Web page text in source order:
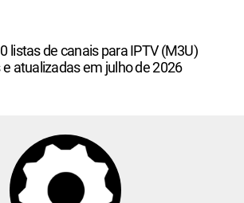
listas de canais para IPTV (M3U)
atualizadas em julho de 2026